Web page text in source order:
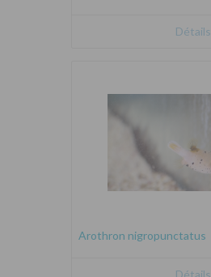
Détails
Arothron nigropunctatus
Détails